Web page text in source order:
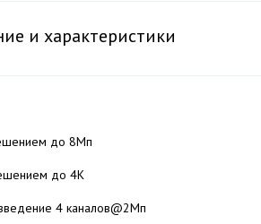
и характеристики
до 8Мп
до 4К
4 каналов@2Мп